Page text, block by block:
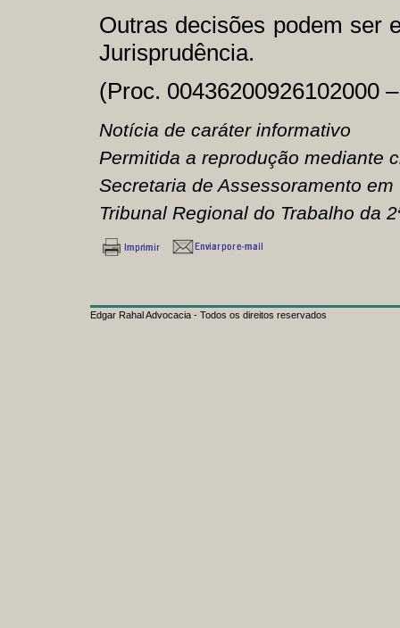
Outras decisões podem ser
Jurisprudência.
(Proc. 00436200926102000
Notícia de caráter informativo
Permitida a reprodução mediante
Secretaria de Assessoramento
Tribunal Regional do Trabalho da
Edgar Rahal Advocacia - Todos os direitos reservados